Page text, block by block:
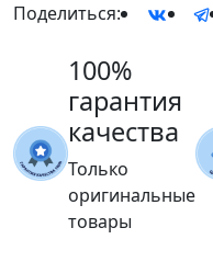
Поделиться:
100%
гарантия
качества
Только
оригинальные
товары